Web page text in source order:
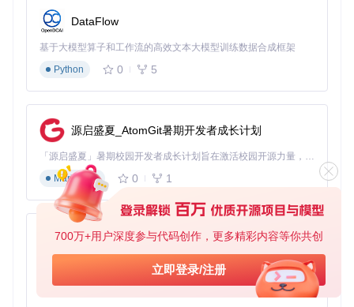
700万+用户深度参与代码创作，更多精彩内容等你共创
立即登录/注册
第一步：准备脚本运行环境
在浏览器中安装Tampermonkey或Violentmonkey扩展程序。
个"脚本引擎"，让它能够理解和执行工具的代码。安装完成
执行以下命令下载项目文件：
git clone
这个命令会将项目的所有文件下载到你的电脑中，包括核心脚
本和配置文件，为后续使用做好准备。
打开浏览器的脚本管理扩展，创建新脚本，然后将项目目录中
的（改）网盘直链下载助手.user.js文件内容复制进去并保存。
DataFlow
基于大模型算子和工作流的高效文本大模型训练数据合成框架
Python
0 5
源启盛夏_AtomGit暑期开发者成长计划
「源启盛夏」暑期校园开发者成长计划旨在激活校园开源力量，通过积分激励、认证扶持、资源倾斜等形式，引导高校组织和开发者完成「入驻 — 建项目 — 做贡献 — 获认证 — 得资源」的完整闭环。无论你是想带领社团入驻平台的组织者，还是希望用代码贡献证明自己的开发者，都能在这里找到属于你的成长路径。
Markdown
0 1
py-xiaozhi
基于Python的Xiaozhi AI，适用于想要完整Xiaozhi体验而无需拥有专用硬件的用户。
Python
0 1